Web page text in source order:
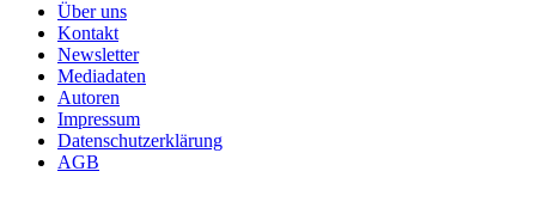
Über uns
Kontakt
Newsletter
Mediadaten
Autoren
Impressum
Datenschutzerklärung
AGB